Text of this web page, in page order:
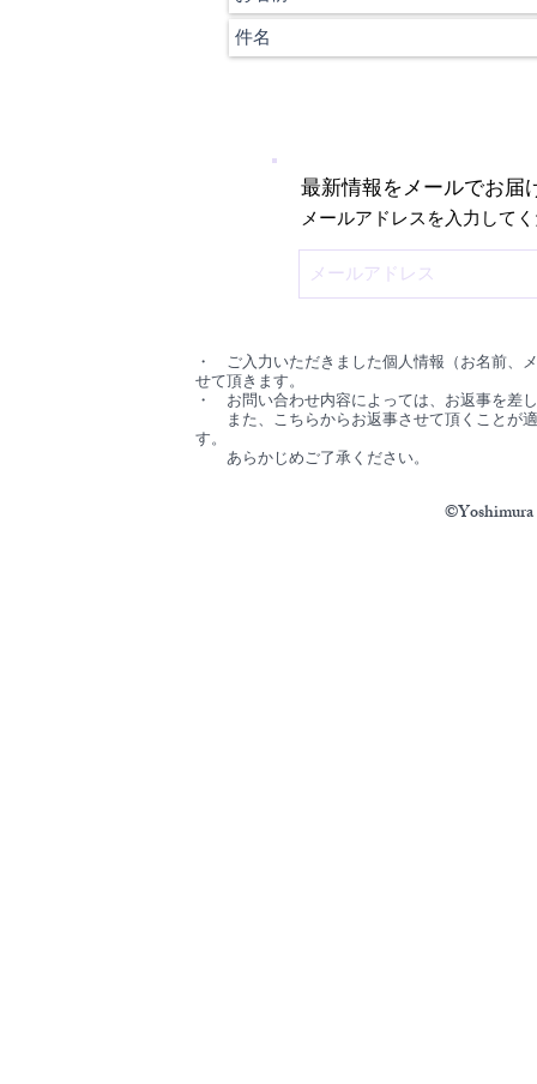
最新情報をメールでお届
メールアドレスを入力して
・ ご入力いただきました個人情報（お名前、
せて頂きます。
・ お問い合わせ内容によっては、お返事を差
また、こちらからお返事させて頂くことが適
す。
あらかじめご了承ください。
©Yoshimura